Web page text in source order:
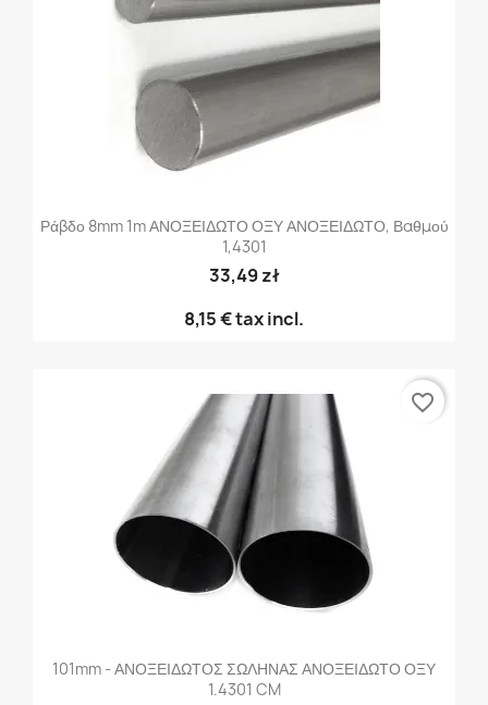
Ράβδο 8mm 1m ΑΝΟΞΕΙΔΩΤΟ ΟΞΥ ΑΝΟΞΕΙΔΩΤΟ, Βαθμού
1,4301
33,49 zł
8,15 €tax incl.
101mm - ΑΝΟΞΕΙΔΩΤΟΣ ΣΩΛΗΝΑΣ ΑΝΟΞΕΙΔΩΤΟ ΟΞΥ
1.4301 CM
favorite_border